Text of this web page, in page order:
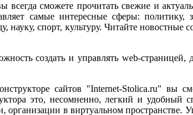
сможете прочитать свежие и
самые интересные сферы: политику,
спорт, культуру. Читайте новостные
создать и управлять web-страницей,
сайтов "Internet-Stolica.ru" вы
это, несомненно, легкий и удобный
в виртуальном пространстве.